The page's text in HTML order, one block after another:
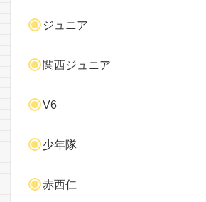
ジュニア
関西ジュニア
V6
少年隊
赤西仁